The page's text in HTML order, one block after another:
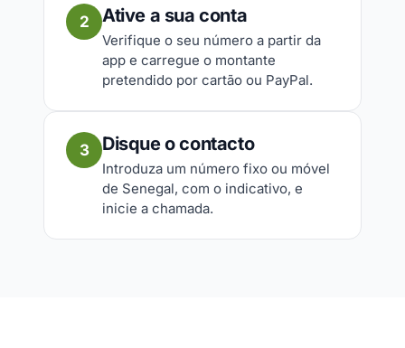
2 Ative a sua conta
Verifique o seu número a partir da
app e carregue o montante
pretendido por cartão ou PayPal.
3 Disque o contacto
Introduza um número fixo ou móvel
de Senegal, com o indicativo, e
inicie a chamada.